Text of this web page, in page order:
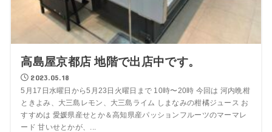
高島屋京都店 地階で出店中です。
2023.05.18
5月17日水曜日から5月23日火曜日まで 10時〜20時 今回は 河内晩柑
ときよみ、大三島レモン、大三島ライム しまなみの柑橘ジュース お
すすめは 愛媛県産せとか＆高知県産パッションフルーツのマーマレ
ード 甘いせとかが、...